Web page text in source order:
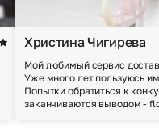
Христина Чигирева
Мой любимый сервис
Уже много лет пользуюсь
Попытки обратиться к
заканчиваются выводом -